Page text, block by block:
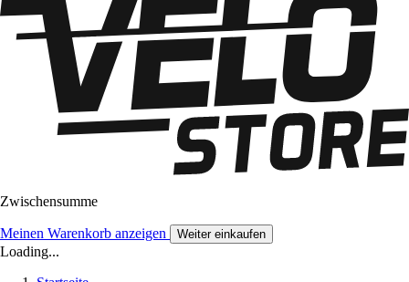
Zwischensumme
Meinen Warenkorb anzeigen Weiter einkaufen
Loading...